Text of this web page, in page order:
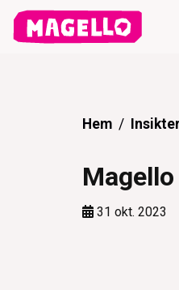
Hem
31 okt. 2023